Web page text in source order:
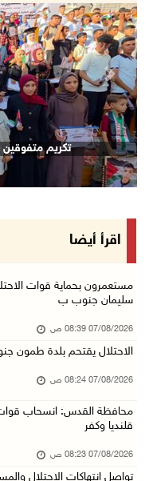
06/آب/2026 11:14 م
قوات الاحتلال تقتحم
06/آب/2026 10:49 م
48 إصابة منذ بدء عدوان الاحتلال على مخيم قلند ...
06/آب/2026 10:45 م
الاحتلال يعتقل شابين من
06/آب/2026 10:27 م
وزير الداخلية يبحث مع
رئيس بلدية الخليل يطلع
06/آب/2026 09:17 م
إصابة مسن بجروح ورضوض
ورشة توصي بخطة عاجلة
06/آب/2026 09:08 م
الرئيس يستقبل مجلس
06/آب/2026 08:36 م
تكريم متفوقين
Next
اقرأ أيضا
مستعمرون بحماية قوات
سليمان جنوب ب
07/08/2026 08:39 ص
الاحتلال يقتحم بلدة طمون
07/08/2026 08:24 ص
محافظة القدس: انسحاب
قلنديا وكفر
07/08/2026 08:23 ص
تواصل انتهاكات الاحتلال